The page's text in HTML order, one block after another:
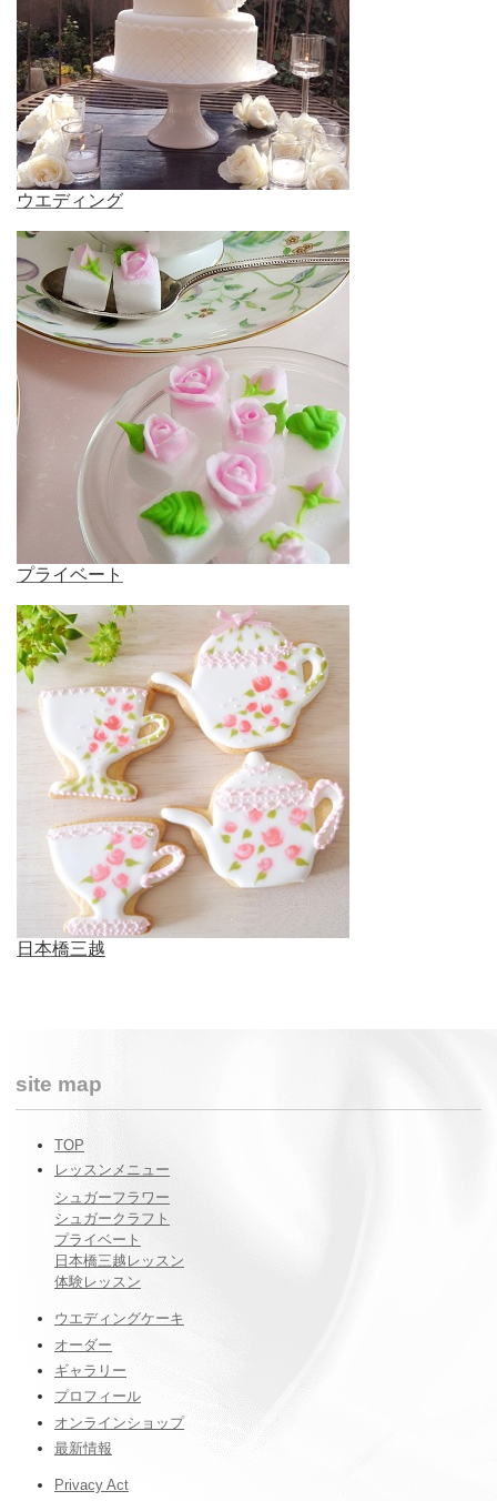
ウエディング
プライベート
日本橋三越
site map
TOP
レッスンメニュー
シュガーフラワー
シュガークラフト
プライベート
日本橋三越レッスン
体験レッスン
ウエディングケーキ
オーダー
ギャラリー
プロフィール
オンラインショップ
最新情報
Privacy Act